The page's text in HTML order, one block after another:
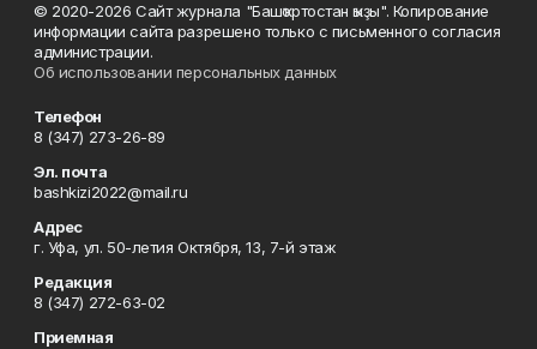
© 2020-2026 Сайт журнала "Башҡортостан ҡыҙы". Копирование
информации сайта разрешено только с письменного согласия
администрации.
Об использовании персональных данных
Телефон
8 (347) 273-26-89
Эл. почта
bashkizi2022@mail.ru
Адрес
г. Уфа, ул. 50-летия Октября, 13, 7-й этаж
Редакция
8 (347) 272-63-02
Приемная